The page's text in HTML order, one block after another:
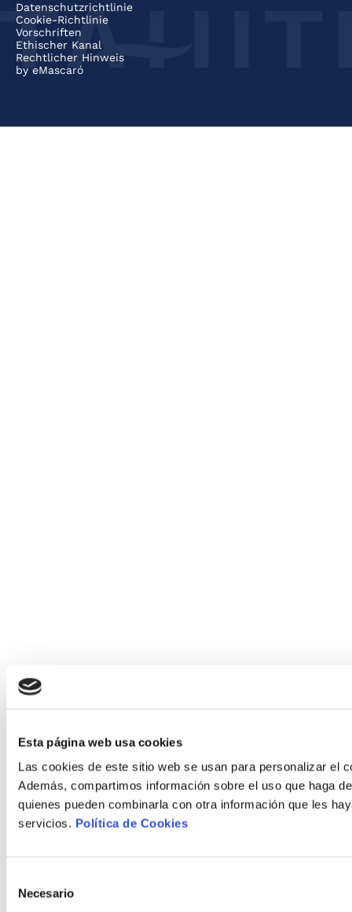
Esta página web usa cookies
Las cookies de este sitio web se usan para personalizar el
Además, compartimos información sobre el uso que haga
quienes pueden combinarla con otra información que les
servicios. Política de Cookies
Necesario
Datenschutzrichtlinie
Cookie-Richtlinie
Vorschriften
Ethischer Kanal
Rechtlicher Hinweis
by eMascaró